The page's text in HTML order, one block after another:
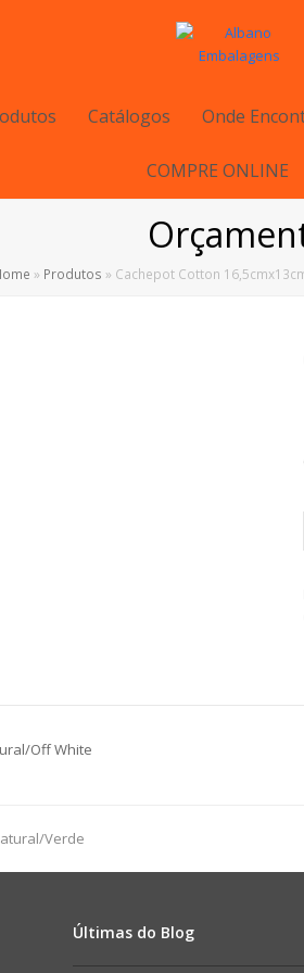
Catálogos Onde
COMPRE ONLINE
» Produtos » Cachepot Cotton
Off White
Verde
Últimas do Blog